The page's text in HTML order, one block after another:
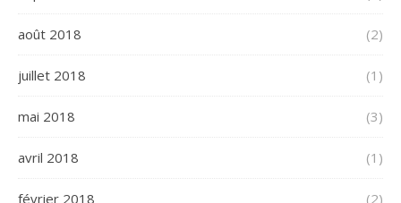
août 2018 (2)
juillet 2018 (1)
mai 2018 (3)
avril 2018 (1)
février 2018 (2)